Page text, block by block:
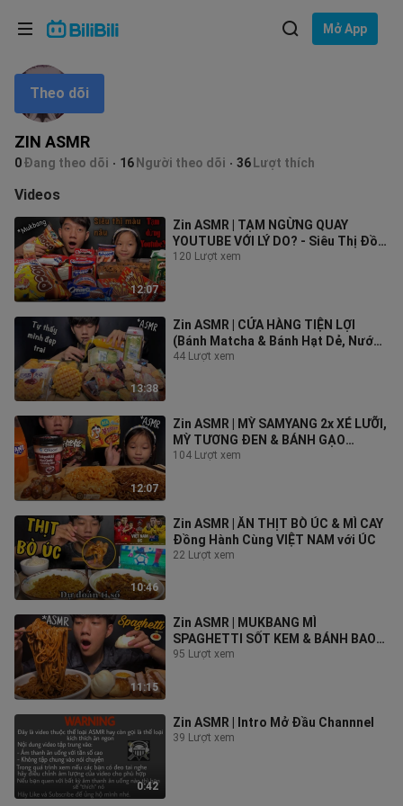
Mở App
ZIN ASMR
0Đang theo dõi 16 Người theo dõi 36 Lượt thích
Theo dõi
Videos
12:07
Zin ASMR | TẠM NGỪNG QUAY
YOUTUBE VỚI LÝ DO? - Siêu Thị Đồ
Ăn Màu Nâu
120 Lượt xem
13:38
Zin ASMR | CỬA HÀNG TIỆN LỢI
(Bánh Matcha & Bánh Hạt Dẻ, Nước
Xoài)
44 Lượt xem
12:07
Zin ASMR | MỲ SAMYANG 2x XÉ LƯỠI,
MỲ TƯƠNG ĐEN & BÁNH GẠO
Tokpokki
104 Lượt xem
10:46
Zin ASMR | ĂN THỊT BÒ ÚC & MÌ CAY
Đồng Hành Cùng VIỆT NAM với ÚC
22 Lượt xem
11:15
Zin ASMR | MUKBANG MÌ
SPAGHETTI SỐT KEM & BÁNH BAO
CHIÊN, THỊT HEO
95 Lượt xem
0:42
Zin ASMR | Intro Mở Đầu Channnel
39 Lượt xem
Ngôn ngữ: Tiếng Việt
Lựa chọn ngôn ngữ
English
ภาษาไทย
Tiếng Việt
Bahasa Melayu